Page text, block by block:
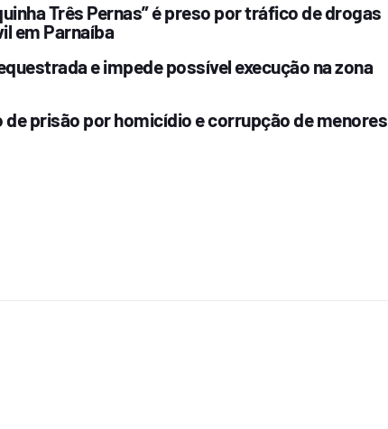
Três Pernas” é preso por tráfico de drogas
em Parnaíba
e impede possível execução na zona
prisão por homicídio e corrupção de menores